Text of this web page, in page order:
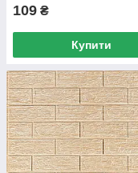
109 ₴
Купити